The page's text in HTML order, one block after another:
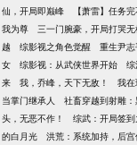
仙，开局即巅峰
【萧雷】任务
我为尊
三一门腕豪，开局打哭无
越
综影视之角色觉醒 重生尹
女
综影视：从武侠世界开始 综
来
我，乔峰，天下无敌！ 我
当掌门继承人
社畜穿越到射雕
头，无恶不作！
综武：开局签
的白月光
洪荒：系统加持，后